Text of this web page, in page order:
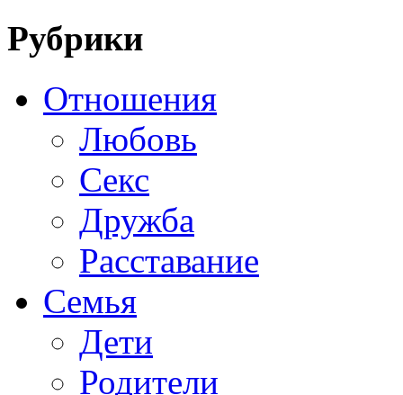
Рубрики
Отношения
Любовь
Секс
Дружба
Расставание
Семья
Дети
Родители